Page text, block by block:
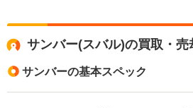
サンバー(スバル)の買取・
サンバーの基本スペック